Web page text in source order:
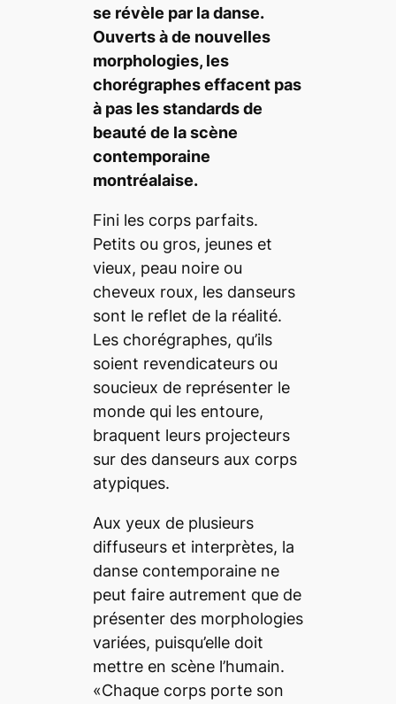
se révèle par la danse.
Ouverts à de nouvelles
morphologies, les
chorégraphes effacent pas
à pas les standards de
beauté de la scène
contemporaine
montréalaise.
Fini les corps parfaits.
Petits ou gros, jeunes et
vieux, peau noire ou
cheveux roux, les danseurs
sont le reflet de la réalité.
Les chorégraphes, qu’ils
soient revendicateurs ou
soucieux de représenter le
monde qui les entoure,
braquent leurs projecteurs
sur des danseurs aux corps
atypiques.
Aux yeux de plusieurs
diffuseurs et interprètes, la
danse contemporaine ne
peut faire autrement que de
présenter des morphologies
variées, puisqu’elle doit
mettre en scène l’humain.
«Chaque corps porte son